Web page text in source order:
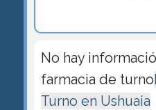
No hay
farmacia de turno
Turno en Ushuaia